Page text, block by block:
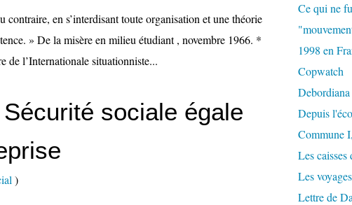
en s’interdisant toute organisation et une théorie
» De la misère en milieu étudiant , novembre 1966. *
l’Internationale situationniste...
sociale égale
)
Ce qui ne
1998 en
Copwatch
Debordiana
Depuis
Commune
Les caisses
Les
Lettre de